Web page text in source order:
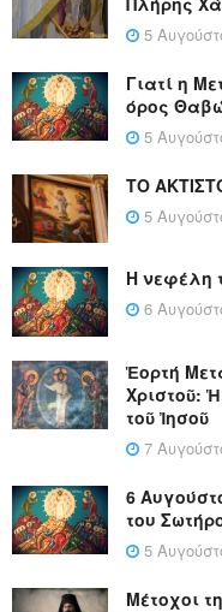
5
Γιατί η
όρος
5
ΤΟ
5
Η νεφέλη
6
Ἑορτή
Χριστοῦ:
τοῦ Ἰησοῦ
7
6
του
5
Μέτοχοι